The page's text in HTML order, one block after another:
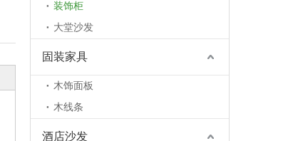
装饰柜
大堂沙发
固装家具
木饰面板
木线条
酒店沙发